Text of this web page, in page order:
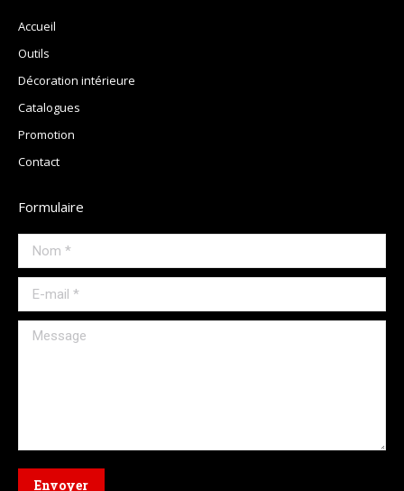
Accueil
Outils
Décoration intérieure
Catalogues
Promotion
Contact
Formulaire
Nom *
E-mail *
Message
Envoyer